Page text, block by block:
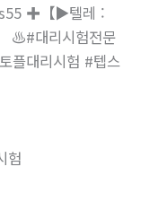
✚【▶텔레 :
♨️#대리시험전문
플대리시험 #텝스
험